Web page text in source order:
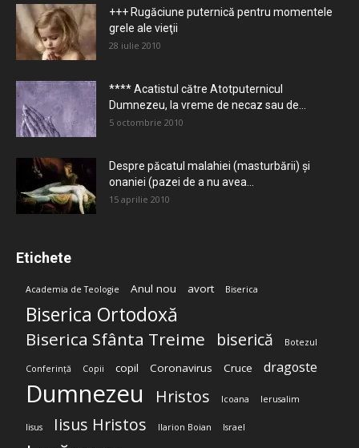
+++ Rugăciune puternică pentru momentele
grele ale vieţii
28 iulie 2010
**** Acatistul către Atotputernicul
Dumnezeu, la vreme de necaz sau de...
5 octombrie 2010
Despre păcatul malahiei (masturbării) şi
onaniei (pazei de a nu avea...
15 aprilie 2010
Etichete
Academia de Teologie Anul nou avort Biserica
Biserica Ortodoxă
Biserica Sfânta Treime biserică Botezul
Conferință Copii copil Coronavirus Cruce dragoste
Dumnezeu Hristos Icoana Ierusalim
Iisus Iisus Hristos Ilarion Boian Israel